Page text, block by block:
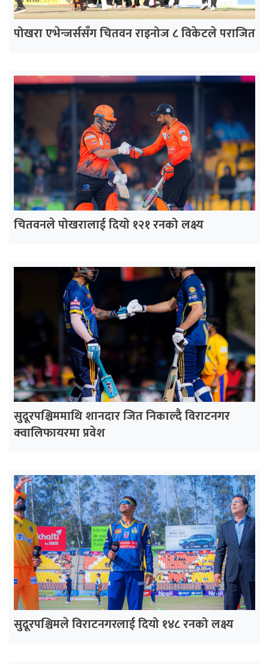
पोखरा एभेन्जर्ससँग चितवन राइनोज ८ विकेटले पराजित
चितवनले पोखरालाई दियो १२१ रनको लक्ष्य
सुदूरपश्चिममाथि शानदार जित निकाल्दै विराटनगर
क्वालिफायरमा प्रवेश
सुदूरपश्चिमले विराटनगरलाई दियो १४८ रनको लक्ष्य